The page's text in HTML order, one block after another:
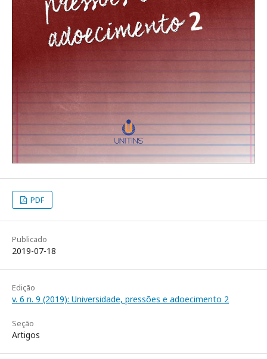
PDF
Publicado
2019-07-18
Edição
v. 6 n. 9 (2019): Universidade, pressões e adoecimento 2
Seção
Artigos